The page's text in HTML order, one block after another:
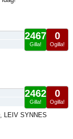
0
Ogilla!
2467
Gilla!
0
Ogilla!
2462
Gilla!
LEIV SYNNES